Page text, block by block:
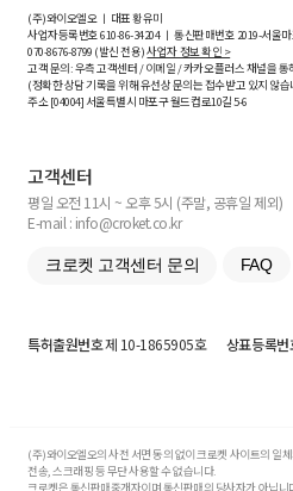
(주)와이오엘오 ㅣ 대표 황유미
사업자등록번호610-86-34204ㅣ 통신판매번호 2019-서울
070-8676-8799 (발신 전용)사업자 정보 확인 >
고객 문의: 우측 고객센터 / 이메일 / 카카오플러스 채널을 통
(정확한 상담 기록을 위해 유선상 문의는 접수받고 있지 않습
주소 [04004] 서울특별시 마포구 월드컵로10길5-6
고객센터
평일 오전 11시 ~ 오후 5시 (주말, 공휴일 제외)
E-mail : info@croket.co.kr
크로켓 고객센터 문의 FAQ
특허출원번호제 10-1865905호 상표등록번
(주)와이오엘오의 사전 서면 동의 없이 크로켓 사이트의 일
전송, 스크래핑 등 무단 사용할 수 없습니다.